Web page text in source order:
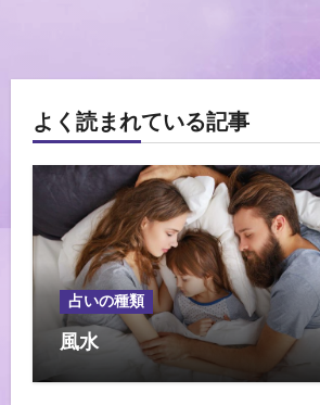
よく読まれている記事
占いの種類
風水